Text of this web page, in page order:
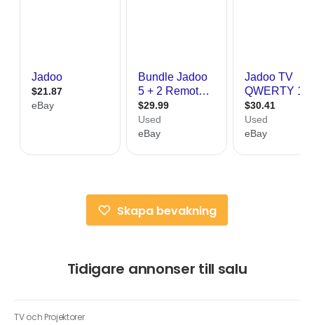
Skapa bevakning
Tidigare annonser till salu
TV och Projektorer